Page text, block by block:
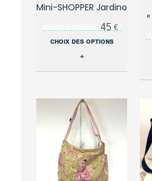
Mini-SHOPPER Jardino
45 €
choix des options
plusieurs
Les
choisies
+